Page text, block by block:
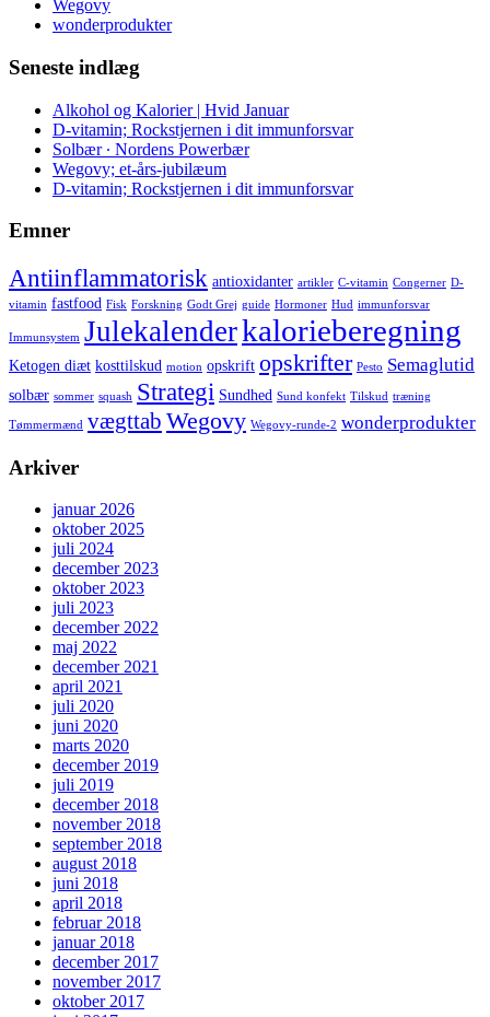
Wegovy
wonderprodukter
Seneste indlæg
Alkohol og Kalorier | Hvid Januar
D-vitamin; Rockstjernen i dit immunforsvar
Solbær ∙ Nordens Powerbær
Wegovy; et-års-jubilæum
D-vitamin; Rockstjernen i dit immunforsvar
Emner
Antiinflammatorisk antioxidanter artikler C-vitamin Congerner D-
vitamin fastfood Fisk Forskning Godt Grej guide Hormoner Hud immunforsvar
Immunsystem Julekalenderkalorieberegning
Ketogen diæt kosttilskud motion opskrift opskrifter Pesto Semaglutid
solbær sommer squash Strategi Sundhed Sund konfekt Tilskud træning
Tømmermænd vægttab Wegovy Wegovy-runde-2 wonderprodukter
Arkiver
januar 2026
oktober 2025
juli 2024
december 2023
oktober 2023
juli 2023
december 2022
maj 2022
december 2021
april 2021
juli 2020
juni 2020
marts 2020
december 2019
juli 2019
december 2018
november 2018
september 2018
august 2018
juni 2018
april 2018
februar 2018
januar 2018
december 2017
november 2017
oktober 2017